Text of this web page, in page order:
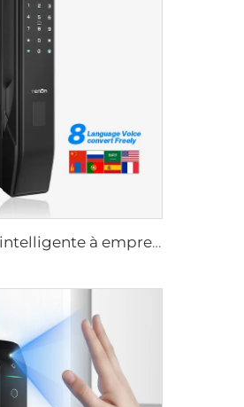
Serrure automatique intelligente à empreintes digitales avec scan facial D7pro